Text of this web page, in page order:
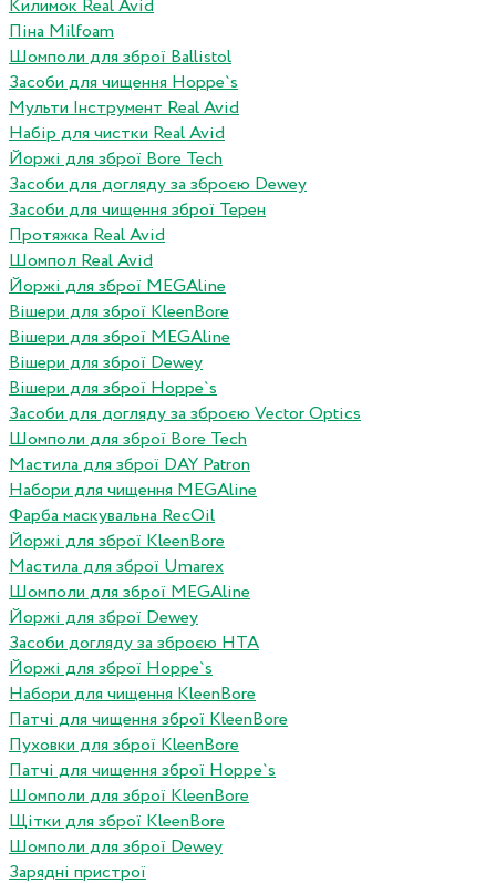
Килимок Real Avid
Піна Milfoam
Шомполи для зброї Ballistol
Засоби для чищення Hoppe`s
Мульти Інструмент Real Avid
Набір для чистки Real Avid
Йоржі для зброї Bore Tech
Засоби для догляду за зброєю Dewey
Засоби для чищення зброї Терен
Протяжка Real Avid
Шомпол Real Avid
Йоржі для зброї MEGAline
Вішери для зброї KleenBore
Вішери для зброї MEGAline
Вішери для зброї Dewey
Вішери для зброї Hoppe`s
Засоби для догляду за зброєю Vector Optics
Шомполи для зброї Bore Tech
Мастила для зброї DAY Patron
Набори для чищення MEGAline
Фарба маскувальна RecOil
Йоржі для зброї KleenBore
Мастила для зброї Umarex
Шомполи для зброї MEGAline
Йоржі для зброї Dewey
Засоби догляду за зброєю HTA
Йоржі для зброї Hoppe`s
Набори для чищення KleenBore
Патчі для чищення зброї KleenBore
Пуховки для зброї KleenBore
Патчі для чищення зброї Hoppe`s
Шомполи для зброї KleenBore
Щітки для зброї KleenBore
Шомполи для зброї Dewey
Зарядні пристрої